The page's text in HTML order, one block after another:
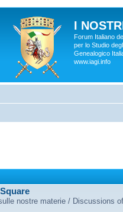
I
Forum Italiano
per lo Studio
Genealogico
www.iagi.info
nostre materie / Discussions